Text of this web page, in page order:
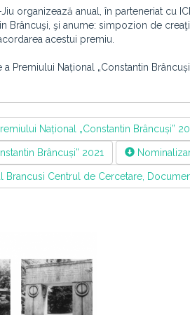
organizează anual, în parteneriat cu
Brâncuşi, şi anume: simpozion de
acestui premiu.
Premiului Național „Constantin
Național „Constantin Brâncuși”
Brâncuși” 2021
Brancusi Centrul de Cercetare,